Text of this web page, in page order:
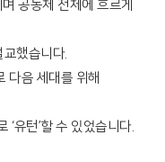
공동체 전체에 흐르게
교했습니다.
다음 세대를 위해
유턴’할 수 있었습니다.